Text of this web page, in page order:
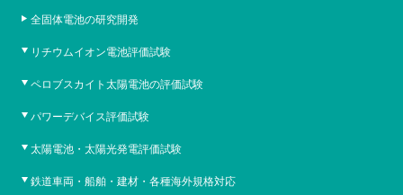
全固体電池の研究開発
リチウムイオン電池評価試験
ペロブスカイト太陽電池の評価試験
パワーデバイス評価試験
太陽電池・太陽光発電評価試験
鉄道車両・船舶・建材・各種海外規格対応